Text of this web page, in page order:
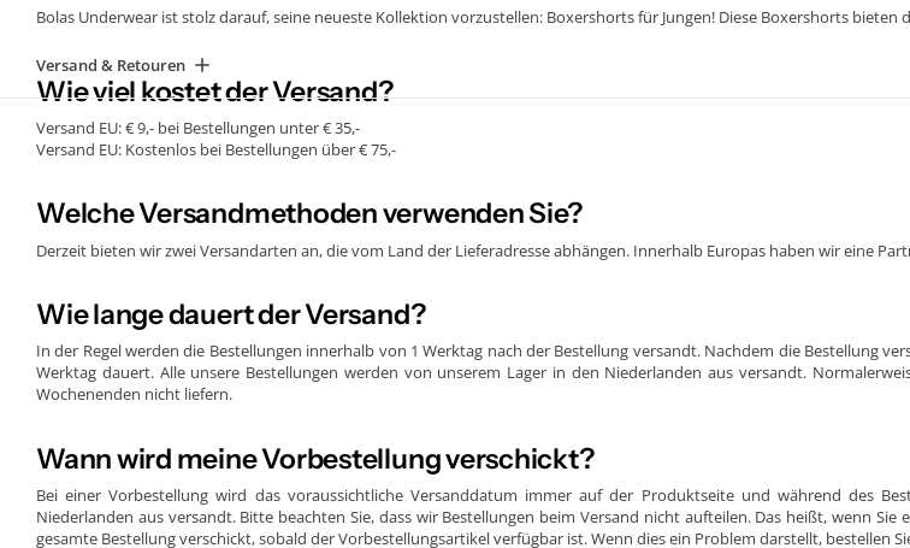
Bolas Underwear ist stolz darauf, seine neueste Kollektion vorzustellen: Boxershorts für Jungen! Diese Boxershorts
Hauptmerkmale:
Bequemes Design:Erleben Sie eine bequeme Passform dank der weichen und atmungsaktiven Baumwolle. Ideal
Stilvoller Jacquard-Bund:Fügen Sie Ihrer Unterwäschesammlung mit dem schönen Jacquard-Bund mit dem
Nicht für den Trockner geeignet, aber einfach an der Luft trocknen lassen.
Bügeln Sie bei mäßig warmer Einstellung für ein ordentliches Erscheinungsbild.
Wählen Sie Bolas:
Bestellen Sie jetzt und erfahren Sie, warum Bolas die bevorzugte Wahl für moderne Männer ist, die Qualität schätzen.
Bolas Herenboxershort- Comfortabel, Stijlvol en Duurzaam
Versand & Retouren
Wie viel kostet der Versand?
Versand EU: € 9,- bei Bestellungen unter € 35,-
Versand EU: Kostenlos bei Bestellungen über € 75,-
Welche Versandmethoden verwenden Sie?
Derzeit bieten wir zwei Versandarten an, die vom Land der Lieferadresse abhängen. Innerhalb Europas haben wir eine
Wie lange dauert der Versand?
In der Regel werden die Bestellungen innerhalb von 1 Werktag nach der Bestellung versandt. Nachdem die Bestellung
Werktag dauert. Alle unsere Bestellungen werden von unserem Lager in den Niederlanden aus versandt.
Wochenenden nicht liefern.
Wann wird meine Vorbestellung verschickt?
Bei einer Vorbestellung wird das voraussichtliche Versanddatum immer auf der Produktseite und während des
Niederlanden aus versandt. Bitte beachten Sie, dass wir Bestellungen beim Versand nicht aufteilen. Das heißt, wenn
gesamte Bestellung verschickt, sobald der Vorbestellungsartikel verfügbar ist. Wenn dies ein Problem darstellt, bestellen